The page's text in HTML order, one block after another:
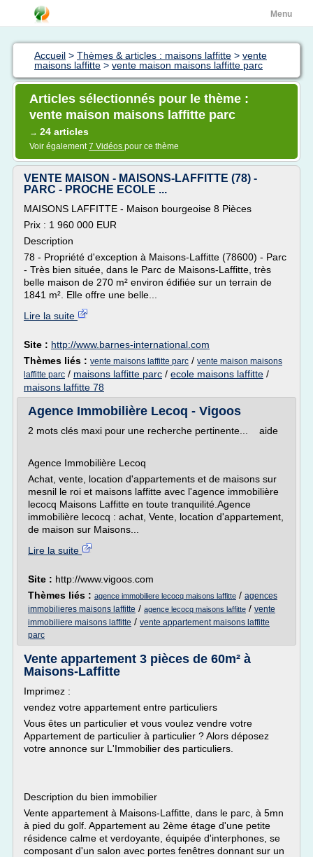
Menu
Accueil > Thèmes & articles : maisons laffitte > vente
maisons laffitte > vente maison maisons laffitte parc
Articles sélectionnés pour le thème :
vente maison maisons laffitte parc
→ 24 articles
Voir également7 Vidéos pour ce thème
VENTE MAISON - MAISONS-LAFFITTE (78) -
PARC - PROCHE ECOLE ...
MAISONS LAFFITTE - Maison bourgeoise 8 Pièces
Prix : 1 960 000 EUR
Description
78 - Propriété d'exception à Maisons-Laffitte (78600) - Parc
- Très bien située, dans le Parc de Maisons-Laffitte, très
belle maison de 270 m² environ édifiée sur un terrain de
1841 m². Elle offre une belle...
Lire la suite
Site : http://www.barnes-international.com
Thèmes liés : vente maisons laffitte parc / vente maison maisons
laffitte parc / maisons laffitte parc / ecole maisons laffitte /
maisons laffitte 78
Agence Immobilière Lecoq - Vigoos
2 mots clés maxi pour une recherche pertinente... aide
Agence Immobilière Lecoq
Achat, vente, location d'appartements et de maisons sur
mesnil le roi et maisons laffitte avec l'agence immobilière
lecocq Maisons Laffitte en toute tranquilité.Agence
immobilière lecocq : achat, Vente, location d'appartement,
de maison sur Maisons...
Lire la suite
Site : http://www.vigoos.com
Thèmes liés : agence immobiliere lecocq maisons laffitte / agences
immobilieres maisons laffitte / agence lecocq maisons laffitte / vente
immobiliere maisons laffitte / vente appartement maisons laffitte
parc
Vente appartement 3 pièces de 60m² à
Maisons-Laffitte
Imprimez :
vendez votre appartement entre particuliers
Vous êtes un particulier et vous voulez vendre votre
Appartement de particulier à particulier ? Alors déposez
votre annonce sur L'Immobilier des particuliers.
Description du bien immobilier
Vente appartement à Maisons-Laffitte, dans le parc, à 5mn
à pied du golf. Appartement au 2ème étage d'une petite
résidence calme et verdoyante, équipée d'interphones, se
composant d'un salon avec portes fenêtres donnant sur un